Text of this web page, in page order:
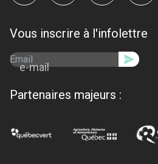
Vous inscrire à l'infolettre
e-mail
Partenaires majeurs :